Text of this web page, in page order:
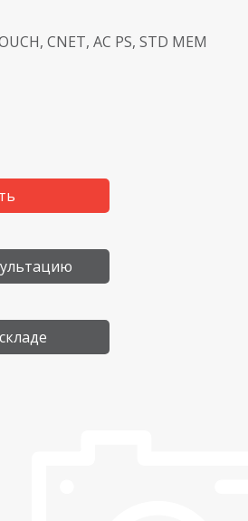
CNET, AC PS, STD MEM